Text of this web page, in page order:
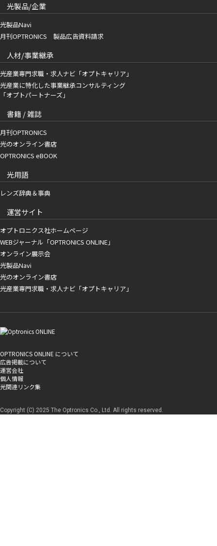
光製品/企業
光製品Navi
月刊OPTRONICS 製品広告資料請求
人材/事業継承
光産業専門求職・求人ナビ「オプトキャリア」
光産業に特化した事業継承コンサルティング
「オプトパートナーズ」
書籍 / 雑誌
月刊OPTRONICS
光のオンライン書店
OPTRONICS eBOOK
光用語
レンズ辞典＆事典
運営サイト
オプトロニクス社ホームページ
WEBジャーナル「OPTRONICS ONLINE」
オンライン展示会
光製品Navi
光のオンライン書店
光産業専門求職・求人ナビ「オプトキャリア」
OPTRONICS ONLINE について
広告掲載について
運営会社
個人情報
光関連リンク集
Copyright (C) 2025 The Optronics Co., Ltd. All rights reserved.